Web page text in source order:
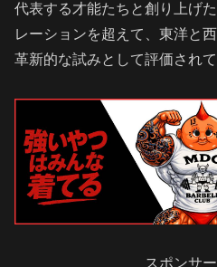
代表する才能たちと創り上げ
レーションを超えて、東洋と
革新的な試みとして評価されて
スポンサ